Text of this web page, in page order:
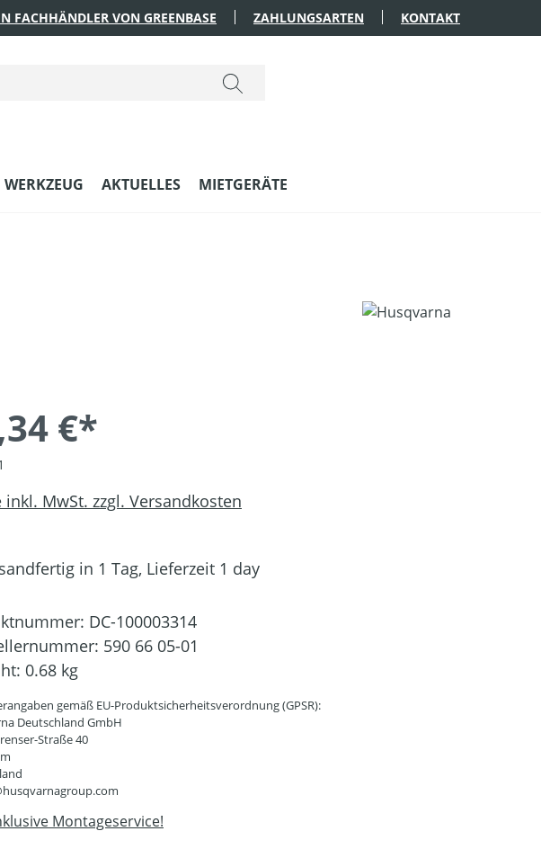
FACHHÄNDLER VON GREENBASE ZAHLUNGSARTEN KONTAKT
WERKZEUG AKTUELLES MIETGERÄTE
€*
inkl. MwSt. zzgl. Versandkosten
in 1 Tag, Lieferzeit 1 day
DC-100003314
590 66 05-01
0.68 kg
gemäß EU-Produktsicherheitsverordnung (GPSR):
Deutschland GmbH
Straße 40
Montageservice!